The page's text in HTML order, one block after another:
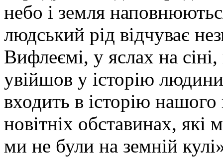
небо і земля
людський рід відчуває
Вифлеємі, у яслах на
увійшов у історію
входить в історію
новітніх обставинах, які
ми не були на земній